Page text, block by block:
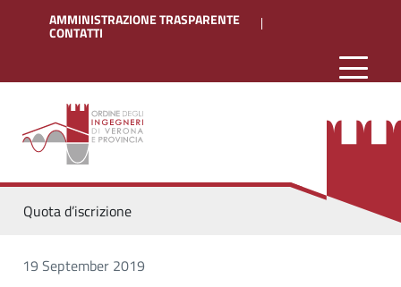
AMMINISTRAZIONE TRASPARENTE
CONTATTI
Quota d’iscrizione
19 September 2019